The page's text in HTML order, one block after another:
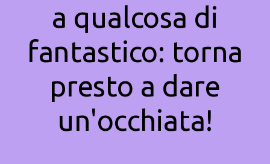
a qualcosa di
fantastico: torna
presto a dare
un'occhiata!